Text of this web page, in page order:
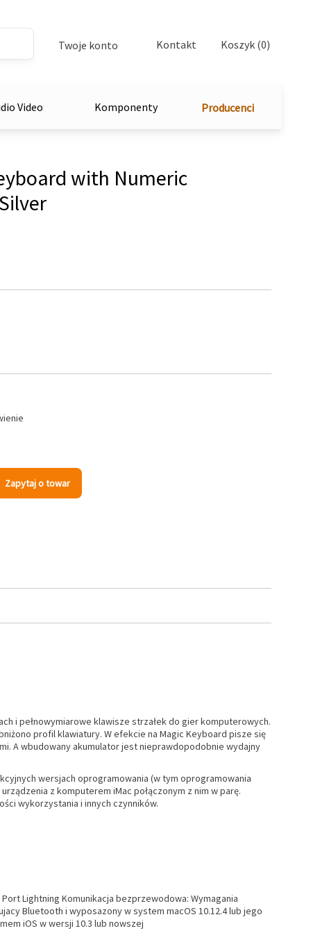
Twoje konto Kontakt Koszyk (0)
Video Komponenty Producenci
with Numeric
Zapytaj o towar
i pełnowymiarowe klawisze strzałek do gier komputerowych.
profil klawiatury. W efekcie na Magic Keyboard pisze się
A wbudowany akumulator jest nieprawdopodobnie wydajny
wersjach oprogramowania (w tym oprogramowania
z komputerem iMac połączonym z nim w parę.
wykorzystania i innych czynników.
Lightning Komunikacja bezprzewodowa: Wymagania
Bluetooth i wyposazony w system macOS 10.12.4 lub jego
iOS w wersji 10.3 lub nowszej